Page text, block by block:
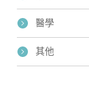
醫學
其他